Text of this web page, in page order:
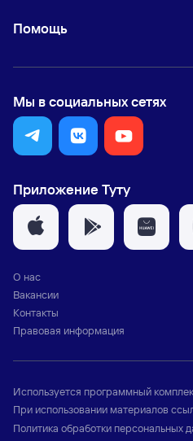
Помощь
Мы в социальных сетях
Приложение Туту
О нас
Вакансии
Контакты
Правовая информация
Используется программный
При использовании материалов
Политика обработки персональных